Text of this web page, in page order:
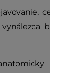
celá